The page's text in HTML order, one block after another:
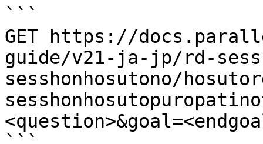
```
GET https://
guide/v21-ja-jp/rd-
sesshonhosutono/